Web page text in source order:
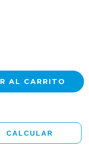
CALCULAR